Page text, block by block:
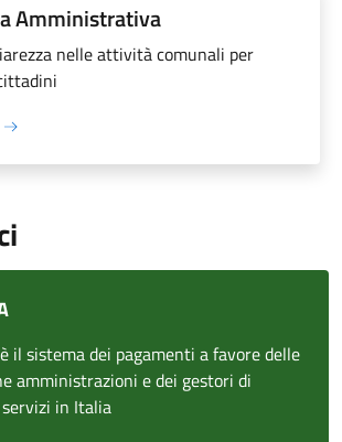
Amministrativa
nelle attività comunali per
il sistema dei pagamenti a favore delle
amministrazioni e dei gestori di
in Italia